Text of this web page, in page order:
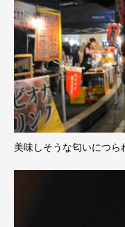
美味しそうな匂いにつら